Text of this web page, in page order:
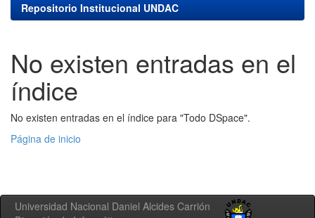
Repositorio Institucional UNDAC
No existen entradas en el
índice
No existen entradas en el índice para "Todo DSpace".
Página de inicio
Universidad Nacional Daniel Alcides Carrión